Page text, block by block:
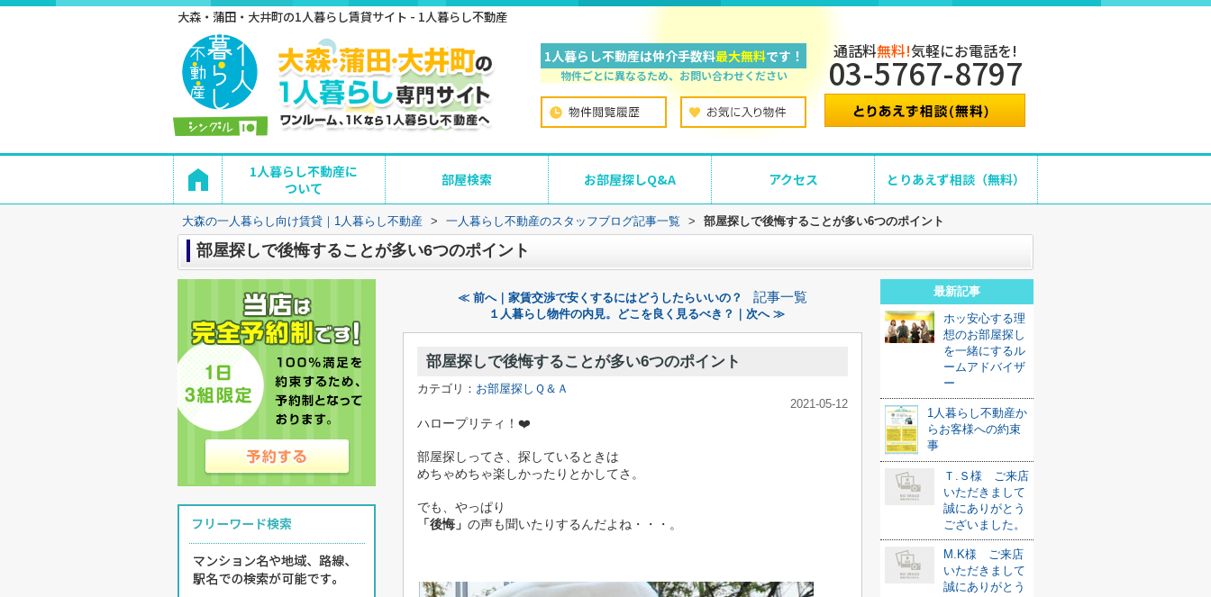
大森・蒲田・大井町の1人暮らし賃貸サイト - 1人暮らし不動産
1人暮らし不動産は仲介手数料最大無料です！
物件ごとに異なるため、お問い合わせください
通話料無料!気軽にお電話を!
03-5767-8797
1人暮らし不動産に
ついて
部屋検索 お部屋探しQ&A アクセス とりあえず相談（無料）
大森の一人暮らし向け賃貸｜1人暮らし不動産 > 一人暮らし不動産のスタッフブログ記事一覧 > 部屋探しで後悔することが多い6つのポイント
部屋探しで後悔することが多い6つのポイント
≪ 前へ｜家賃交渉で安くするにはどうしたらいいの？ 記事一覧
１人暮らし物件の内見。どこを良く見るべき？｜次へ ≫
部屋探しで後悔することが多い6つのポイント
カテゴリ： お部屋探しＱ＆Ａ
2021-05-12
ハロープリティ！❤️
部屋探しってさ、探しているときは
めちゃめちゃ楽しかったりとかしてさ。
でも、やっぱり
「後悔」 の声も聞いたりするんだよね・・・。
最新記事
ホッ安心する理
想のお部屋探し
を一緒にするル
ームアドバイザ
ー
1人暮らし不動産か
らお客様への約束
事
Ｔ.Ｓ様 ご来店
いただきまして
誠にありがとう
ございました。
M.K様 ご来店
いただきまして
誠にありがとう